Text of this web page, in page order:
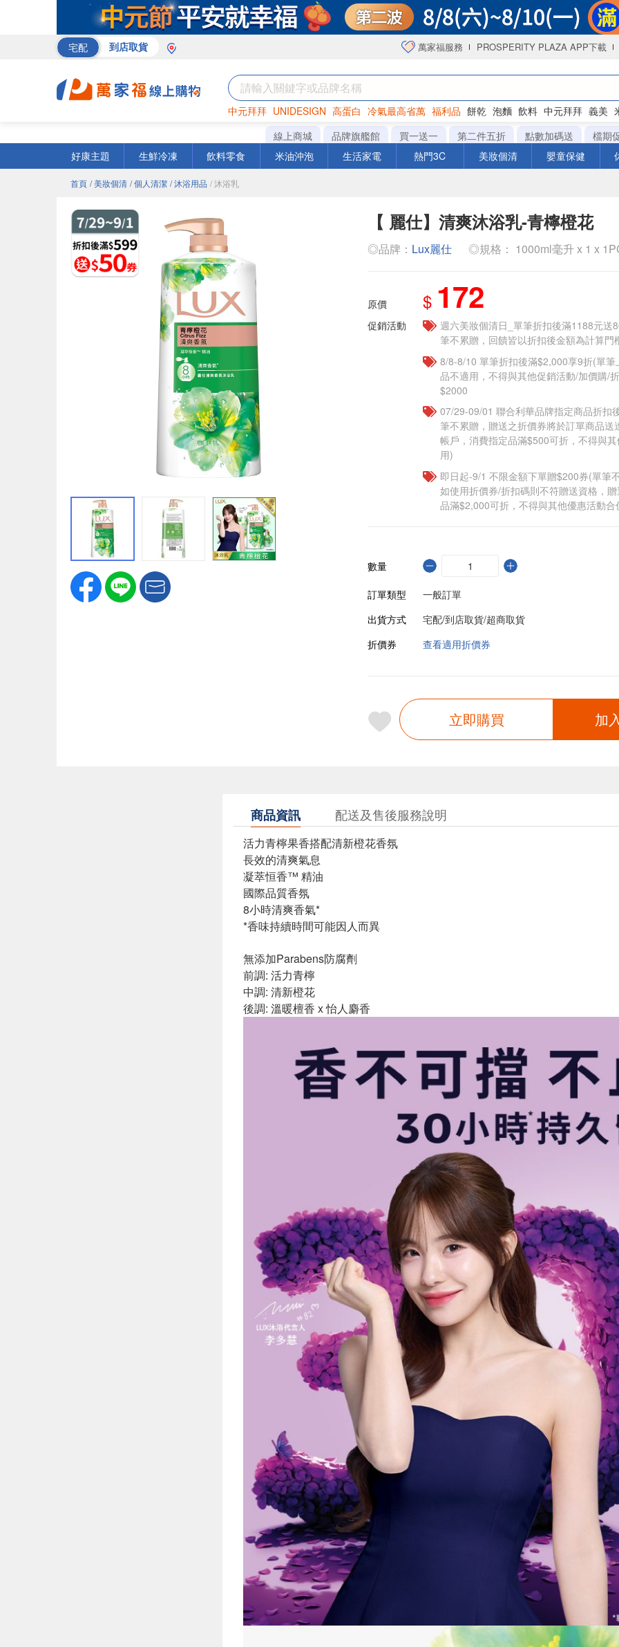
宅配 到店取貨 萬家福服務 PROSPERITY PLAZA APP下載
中元拜拜 UNIDESIGN 高蛋白 冷氣最高省萬 福利品 餅乾 泡麵 飲料 中元拜拜 義美
罐頭 咖啡 海苔
線上商城 品牌旗艦館 買一送一 第二件五折 點數加碼送
檔期
好康主題
生鮮冷凍 飲料零食 米油沖泡 生活家電 熱門3C 美妝個清 嬰童保健
首頁 / 美妝個清 / 個人清潔 / 沐浴用品 / 沐浴乳
【 麗仕】清爽沐浴乳-青檸橙花
◎品牌： Lux麗仕 ◎規格： 1000ml毫升 x 1 x
原價 $ 172
促銷活動
週六美妝個清日_單筆折扣後滿1188元送
筆不累贈，回饋皆以折扣後金額為計算門
8/8-8/10 單筆折扣後滿$2,000享9折(單
品不適用，不得與其他促銷活動/加價購/
$2000
07/29-09/01 聯合利華品牌指定商品折扣
筆不累贈，贈送之折價券將於訂單商品送
帳戶，消費指定品滿$500可折，不得與
用)
即日起-9/1 不限金額下單贈$200券(單筆
如使用折價券/折扣碼則不符贈送資格，
品滿$2,000可折，不得與其他優惠活動合
數量
訂單類型
一般訂單
出貨方式
宅配/到店取貨/超商取貨
折價券
查看適用折價券
立即購買 加
商品資訊 配送及售後服務說明
活力青檸果香搭配清新橙花香氛
長效的清爽氣息
凝萃恒香™ 精油
國際品質香氛
8小時清爽香氣*
*香味持續時間可能因人而異
無添加Parabens防腐劑
前調: 活力青檸
中調: 清新橙花
後調: 溫暖檀香 x 怡人麝香